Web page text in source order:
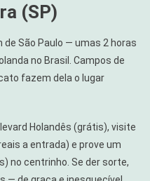
(SP)
de São Paulo — umas 2 horas
no Brasil. Campos de
fazem dela o lugar
Holandês (grátis), visite
a entrada) e prove um
no centrinho. Se der sorte,